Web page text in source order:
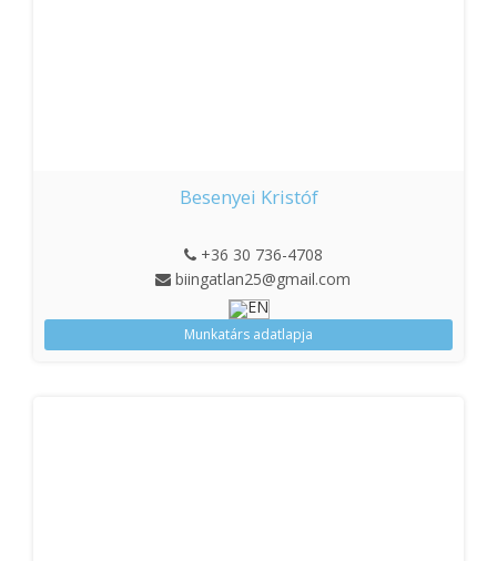
Besenyei Kristóf
+36 30 736-4708
biingatlan25@gmail.com
Munkatárs adatlapja